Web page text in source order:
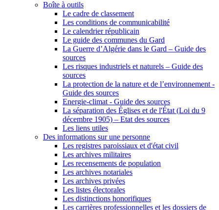
Boîte à outils
Le cadre de classement
Les conditions de communicabilité
Le calendrier républicain
Le guide des communes du Gard
La Guerre d’Algérie dans le Gard – Guide des
sources
Les risques industriels et naturels – Guide des
sources
La protection de la nature et de l’environnement -
Guide des sources
Energie-climat - Guide des sources
La séparation des Églises et de l'État (Loi du 9
décembre 1905) – Etat des sources
Les liens utiles
Des informations sur une personne
Les registres paroissiaux et d'état civil
Les archives militaires
Les recensements de population
Les archives notariales
Les archives privées
Les listes électorales
Les distinctions honorifiques
Les carrières professionnelles et les dossiers de